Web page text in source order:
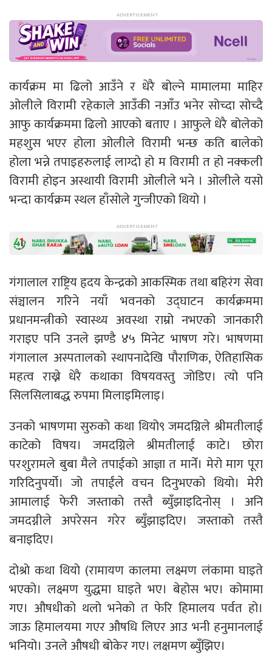
कार्यक्रम मा ढिलो आउँने र धेरै बोल्ने मामालमा माहिर
ओलीले विरामी रहेकाले आउँकी नआँउ भनेर सोच्दा सोच्दै
आफु कार्यक्रममा ढिलो आएको बताए । आफुले धेरै बोलेको
महशुस भएर होला ओलीले विरामी भन्छ कति बालेको
होला भन्ने तपाइहरुलाई लाग्दो हो म विरामी त हो नक्कली
विरामी होइन अस्थायी विरामी ओलीले भने । ओलीले यसो
भन्दा कार्यक्रम स्थल हाँसोले गुन्जीएको थियो ।
गंगालाल राष्ट्रिय हृदय केन्द्रको आकस्मिक तथा बहिरंग सेवा
संञ्चालन गरिने नयाँ भवनको उद्घाटन कार्यक्रममा
प्रधानमन्त्रीको स्वास्थ्य अवस्था राम्रो नभएको जानकारी
गराइए पनि उनले झण्डै ४५ मिनेट भाषण गरे। भाषणमा
गंगालाल अस्पतालको स्थापनादेखि पौराणिक, ऐतिहासिक
महत्व राख्ने धेरै कथाका विषयवस्तु जोडिए। त्यो पनि
सिलसिलाबद्ध रुपमा मिलाइमिलाइ।
उनको भाषणमा सुरुको कथा थियो९ जमदग्निले श्रीमतीलाई
काटेको विषय। जमदग्निले श्रीमतीलाई काटे। छोरा
परशुरामले बुबा मैले तपाईको आज्ञा त मानेँ। मेरो माग पूरा
गरिदिनुपर्यो। जो तपाईंले वचन दिनुभएको थियो। मेरी
आमालाई फेरी जस्ताको तस्तै ब्युँझाइदिनोस् । अनि
जमदग्नीले अपरेसन गरेर ब्युँझाइदिए। जस्ताको तस्तै
बनाइदिए।
दोश्रो कथा थियो (रामायण कालमा लक्ष्मण लंकामा घाइते
भएको। लक्ष्मण युद्धमा घाइते भए। बेहोस भए। कोमामा
गए। औषधीको थलो भनेको त फेरि हिमालय पर्वत हो।
जाऊ हिमालयमा गएर औषधि लिएर आउ भनी हनुमानलाई
भनियो। उनले औषधी बोकेर गए। लक्षमण ब्युँझिए।